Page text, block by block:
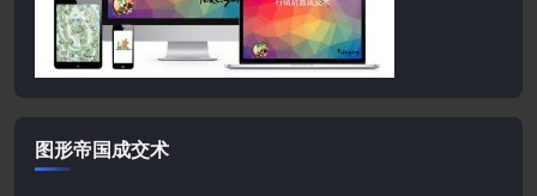
图形帝国成交术